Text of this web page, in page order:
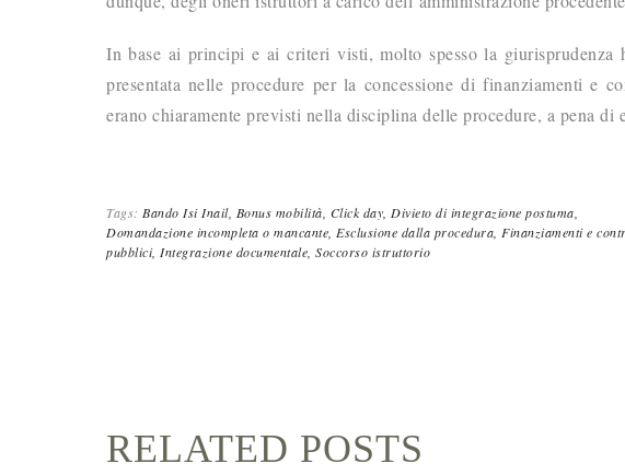
In base ai principi e ai criteri visti, molto spesso la giurisprudenza
presentata nelle procedure per la concessione di finanziamenti e
erano chiaramente previsti nella disciplina delle procedure, a pena di
Tags: Bando Isi Inail, Bonus mobilità, Click day, Divieto di integrazione postuma,
Domandazione incompleta o mancante, Esclusione dalla procedura, Finanziamenti e
pubblici, Integrazione documentale, Soccorso istruttorio
RELATED POSTS